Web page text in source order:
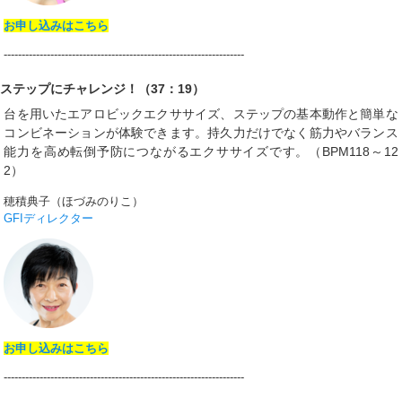
お申し込みはこちら
-------------------------------------------------------------------
ステップにチャレンジ！（37：19）
台を用いたエアロビックエクササイズ、ステップの基本動作と簡単な
コンビネーションが体験できます。持久力だけでなく筋力やバランス
能力を高め転倒予防につながるエクササイズです。（BPM118～12
2）
穂積典子（ほづみのりこ）
GFIディレクター
お申し込みはこちら
-------------------------------------------------------------------